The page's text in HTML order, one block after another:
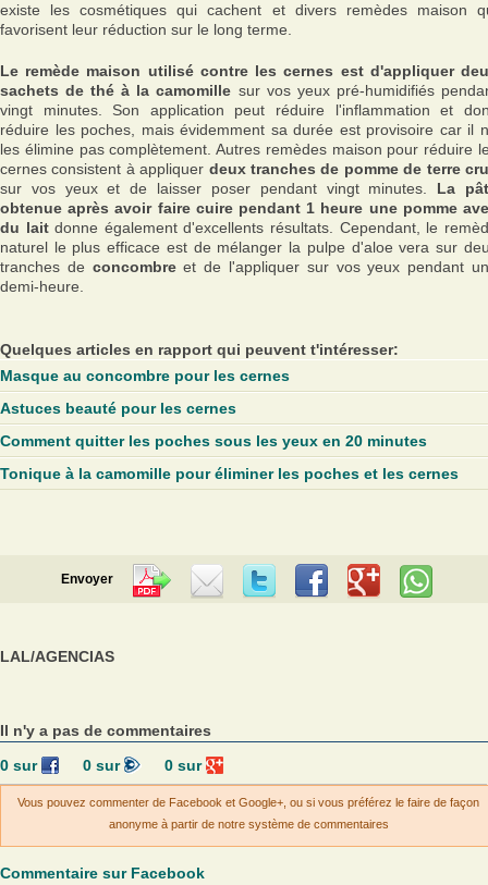
existe les cosmétiques qui cachent et divers remèdes maison
favorisent leur réduction sur le long terme.
Le remède maison utilisé contre les cernes est d'appliquer
sachets de thé à la camomille sur vos yeux pré-humidifiés
vingt minutes. Son application peut réduire l'inflammation et
réduire les poches, mais évidemment sa durée est provisoire car il
les élimine pas complètement. Autres remèdes maison pour réduire
cernes consistent à appliquer deux tranches de pomme de terre
sur vos yeux et de laisser poser pendant vingt minutes. La
obtenue après avoir faire cuire pendant 1 heure une pomme
du laitdonne également d'excellents résultats. Cependant, le
naturel le plus efficace est de mélanger la pulpe d'aloe vera sur
tranches de concombreet de l'appliquer sur vos yeux pendant
demi-heure.
Quelques articles en rapport qui peuvent t'intéresser:
Masque au concombre pour les cernes
Astuces beauté pour les cernes
Comment quitter les poches sous les yeux en 20 minutes
Tonique à la camomille pour éliminer les poches et les cernes
Envoyer
LAL/AGENCIAS
Il n'y a pas de commentaires
0sur 0sur 0 sur
Vous pouvez commenter de Facebook et Google+, ou si vous préférez le faire de façon
anonyme à partir de notre système de commentaires
Commentaire sur Facebook